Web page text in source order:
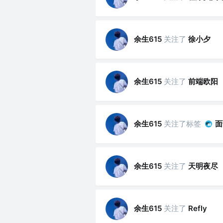
余生615 关注了 徐小夕
余生615 关注了 前端欧阳
余生615 关注了标签
余生615 关注了 天明夜尽
余生615 关注了 Refly